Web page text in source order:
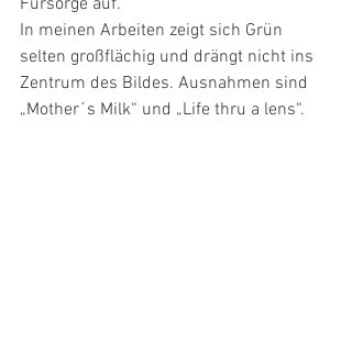
In meinen Arbeiten zeigt sich Grün
selten großflächig und drängt nicht ins
Zentrum des Bildes. Ausnahmen sind
„Mother´s Milk“ und „Life thru a lens“.